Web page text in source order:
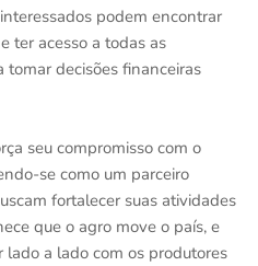
podem encontrar
ter acesso a todas as
tomar decisões financeiras
seu compromisso com o
se como um parceiro
fortalecer suas atividades
que o agro move o país, e
a lado com os produtores